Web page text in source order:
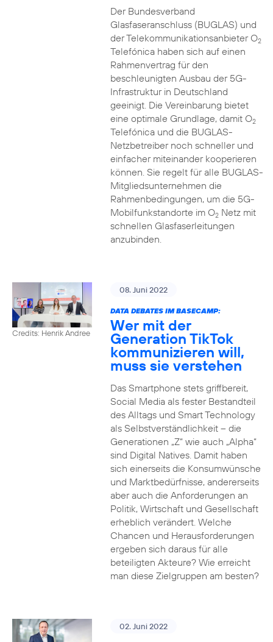
Der Bundesverband
Glasfaseranschluss (BUGLAS) und
der Telekommunikationsanbieter O2
Telefónica haben sich auf einen
Rahmenvertrag für den
beschleunigten Ausbau der 5G-
Infrastruktur in Deutschland
geeinigt. Die Vereinbarung bietet
eine optimale Grundlage, damit O2
Telefónica und die BUGLAS-
Netzbetreiber noch schneller und
einfacher miteinander kooperieren
können. Sie regelt für alle BUGLAS-
Mitgliedsunternehmen die
Rahmenbedingungen, um die 5G-
Mobilfunkstandorte im O2Netz mit
schnellen Glasfaserleitungen
anzubinden.
Credits: Henrik Andree
08. Juni 2022
DATA DEBATES IM BASECAMP:
Wer mit der
Generation TikTok
kommunizieren will,
muss sie verstehen
Das Smartphone stets griffbereit,
Social Media als fester Bestandteil
des Alltags und Smart Technology
als Selbstverständlichkeit – die
Generationen „Z“ wie auch „Alpha“
sind Digital Natives. Damit haben
sich einerseits die Konsumwünsche
und Marktbedürfnisse, andererseits
aber auch die Anforderungen an
Politik, Wirtschaft und Gesellschaft
erheblich verändert. Welche
Chancen und Herausforderungen
ergeben sich daraus für alle
beteiligten Akteure? Wie erreicht
man diese Zielgruppen am besten?
02. Juni 2022